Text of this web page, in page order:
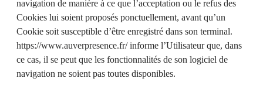
navigation de manière à ce que l’acceptation ou le refus des
Cookies lui soient proposés ponctuellement, avant qu’un
Cookie soit susceptible d’être enregistré dans son terminal.
https://www.auverpresence.fr/informe l’Utilisateur que, dans
ce cas, il se peut que les fonctionnalités de son logiciel de
navigation ne soient pas toutes disponibles.